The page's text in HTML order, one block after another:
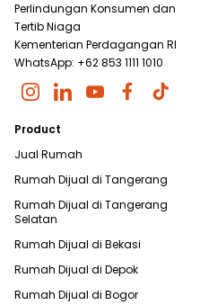
Perlindungan Konsumen dan
Tertib Niaga
Kementerian Perdagangan RI
WhatsApp: +62 853 1111 1010
Product
Jual Rumah
Rumah Dijual di Tangerang
Rumah Dijual di Tangerang
Selatan
Rumah Dijual di Bekasi
Rumah Dijual di Depok
Rumah Dijual di Bogor